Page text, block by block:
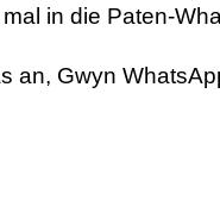
in die Paten-
an, Gwyn